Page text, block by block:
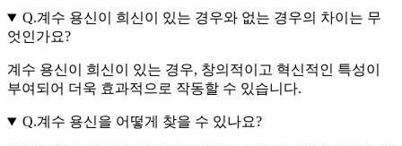
Q.계수 용신이 희신이 있는 경우와 없는 경우의 차이는 무
엇인가요?
계수 용신이 희신이 있는 경우, 창의적이고 혁신적인 특성이
부여되어 더욱 효과적으로 작동할 수 있습니다.
Q.계수 용신을 어떻게 찾을 수 있나요?